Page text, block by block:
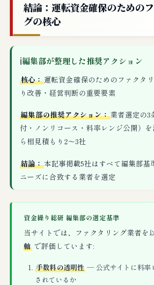
結論：運転資金確保のための
グの核心
ℹ編集部が整理した推奨アクション
核心：運転資金確保のためのファクタ
り改善・経営判断の重要要素
編集部の推奨アクション：業者選定の3
付・ノンリコース・料率レンジ公開）
ら相見積もり2〜3社
結論：本記事掲載5社はすべて編集部基
ニーズに合致する業者を選定
資金繰り総研 編集部の選定基準
当サイトでは、ファクタリング業者を
軸 で評価しています:
手数料の透明性— 公式サイトに料率
されているか